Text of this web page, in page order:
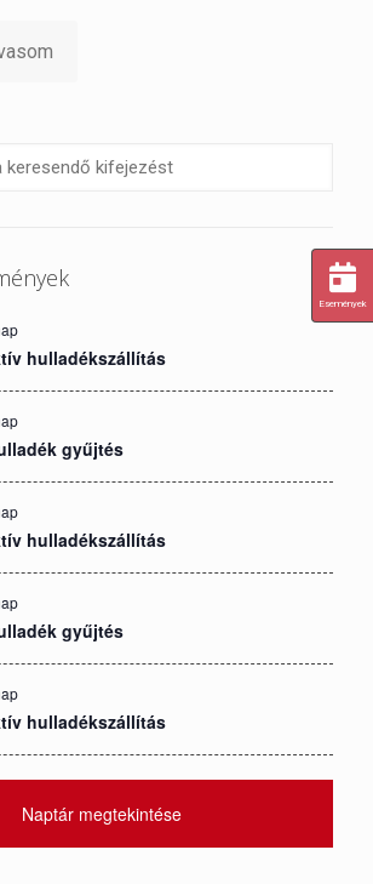
hulladékszállítás
gyűjtés
hulladékszállítás
gyűjtés
hulladékszállítás
Naptár megtekintése
Események